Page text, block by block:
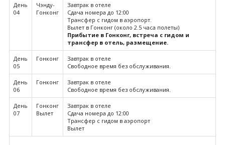
День
04
Чэнду-
Гонконг
Завтрак в отеле
Сдача номера до 12:00
Трансфер с гидом в аэропорт.
Вылет в Гонконг (около 2.5 часа полеты)
Прибытие в Гонконг, встреча с гидом и
трансфер в отель, размещение.
День
05
Гонконг
Завтрак в отеле
Свободное время без обслуживания.
День
06
Гонконг
Завтрак в отеле
Свободное время без обслуживания.
День
07
Гонконг
Вылет
Завтрак в отеле
Сдача номера до 12:00
Трансфер с гидом в аэропорт
Вылет